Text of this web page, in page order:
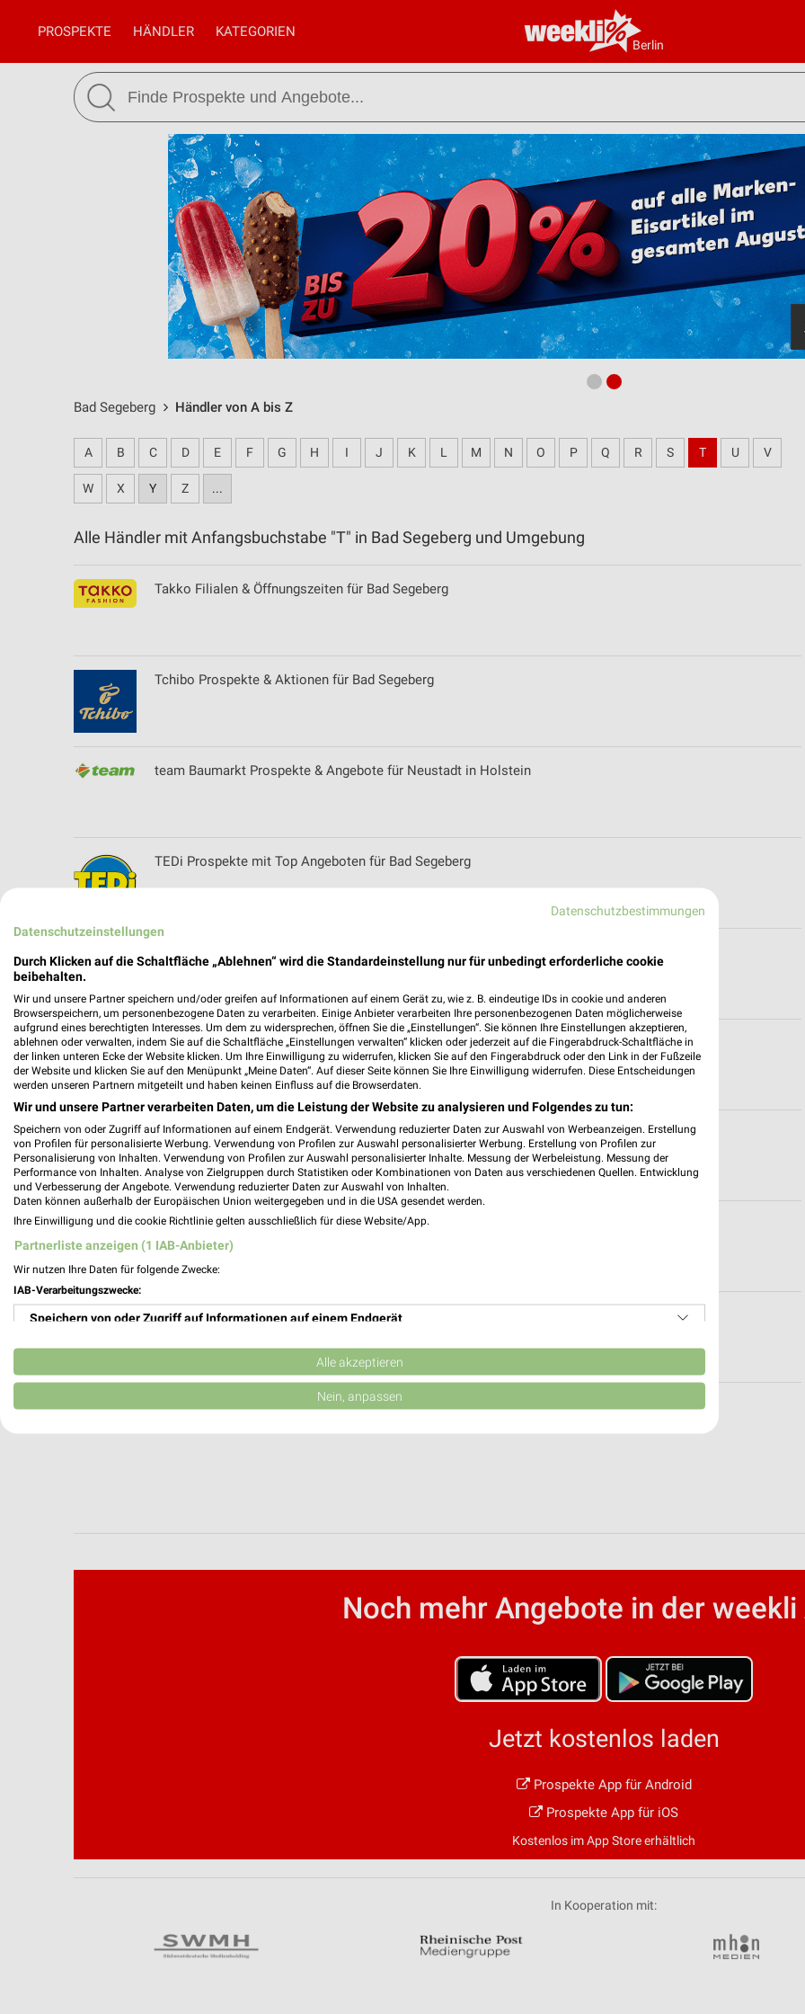
Berlin
PROSPEKTE HÄNDLER KATEGORIEN
Bad Segeberg Händler von A bis Z
A B C D E F G H I J K L M N O P Q R S T U V
W X Y Z ...
Alle Händler mit Anfangsbuchstabe "T" in Bad Segeberg und Umgebung
Takko Filialen & Öffnungszeiten für Bad Segeberg
Tchibo Prospekte & Aktionen für Bad Segeberg
team Baumarkt Prospekte & Angebote für Neustadt in Holstein
TEDi Prospekte mit Top Angeboten für Bad Segeberg
Thomas Philipps Prospekt und aktuelle Angebote für Ahrensbök
Tischlerei Hauschildt Filialen & Öffnungszeiten für Jork
Tischlerei Stefan Schacht Filialen & Öffnungszeiten für Kastorf
toom Baumarkt Prospekte & Angebote für Henstedt-Ulzburg
Torkuhl Filialen & Öffnungszeiten für Lübeck
Trava Solar Filialen & Öffnungszeiten für Ratekau
Noch mehr Angebote in der weekli
Jetzt kostenlos laden
Prospekte App für Android
Prospekte App für iOS
Kostenlos im App Store erhältlich
In Kooperation mit:
Datenschutzbestimmungen
Datenschutzeinstellungen
Durch Klicken auf die Schaltfläche „Ablehnen“ wird die Standardeinstellung nur für unbedingt erforderliche cookie
beibehalten.
Wir und unsere Partner speichern und/oder greifen auf Informationen auf einem Gerät zu, wie z. B. eindeutige IDs in cookie und anderen
Browserspeichern, um personenbezogene Daten zu verarbeiten. Einige Anbieter verarbeiten Ihre personenbezogenen Daten möglicherweise
aufgrund eines berechtigten Interesses. Um dem zu widersprechen, öffnen Sie die „Einstellungen“. Sie können Ihre Einstellungen akzeptieren,
ablehnen oder verwalten, indem Sie auf die Schaltfläche „Einstellungen verwalten“ klicken oder jederzeit auf die Fingerabdruck-Schaltfläche in
der linken unteren Ecke der Website klicken. Um Ihre Einwilligung zu widerrufen, klicken Sie auf den Fingerabdruck oder den Link in der Fußzeile
der Website und klicken Sie auf den Menüpunkt „Meine Daten“. Auf dieser Seite können Sie Ihre Einwilligung widerrufen. Diese Entscheidungen
werden unseren Partnern mitgeteilt und haben keinen Einfluss auf die Browserdaten.
Wir und unsere Partner verarbeiten Daten, um die Leistung der Website zu analysieren und Folgendes zu tun:
Speichern von oder Zugriff auf Informationen auf einem Endgerät. Verwendung reduzierter Daten zur Auswahl von Werbeanzeigen. Erstellung
von Profilen für personalisierte Werbung. Verwendung von Profilen zur Auswahl personalisierter Werbung. Erstellung von Profilen zur
Personalisierung von Inhalten. Verwendung von Profilen zur Auswahl personalisierter Inhalte. Messung der Werbeleistung. Messung der
Performance von Inhalten. Analyse von Zielgruppen durch Statistiken oder Kombinationen von Daten aus verschiedenen Quellen. Entwicklung
und Verbesserung der Angebote. Verwendung reduzierter Daten zur Auswahl von Inhalten.
Daten können außerhalb der Europäischen Union weitergegeben und in die USA gesendet werden.
Ihre Einwilligung und die cookie Richtlinie gelten ausschließlich für diese Website/App.
Partnerliste anzeigen (1 IAB-Anbieter)
Wir nutzen Ihre Daten für folgende Zwecke:
IAB-Verarbeitungszwecke:
Speichern von oder Zugriff auf Informationen auf einem Endgerät
Verwendung reduzierter Daten zur Auswahl von Werbeanzeigen
Erstellung von Profilen für personalisierte Werbung
Analyse von Zielgruppen durch Statistiken oder Kombinationen von Daten aus verschiedenen
Alle akzeptieren
Nein, anpassen